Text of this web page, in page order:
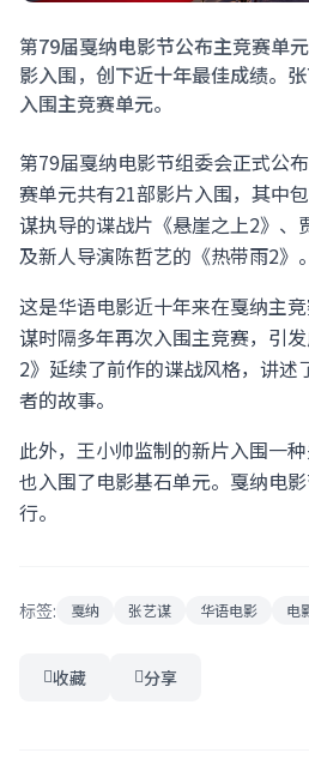
第79届戛纳电影节公布主竞赛单
影入围，创下近十年最佳成绩。
入围主竞赛单元。
第79届戛纳电影节组委会正式公
赛单元共有21部影片入围，其中
谋执导的谍战片《悬崖之上2》、
及新人导演陈哲艺的《热带雨2》。
这是华语电影近十年来在戛纳主
谋时隔多年再次入围主竞赛，引
2》延续了前作的谍战风格，讲述
者的故事。
此外，王小帅监制的新片入围一
也入围了电影基石单元。戛纳电
行。
标签: 戛纳 张艺谋 华语电影 电
收藏 分享